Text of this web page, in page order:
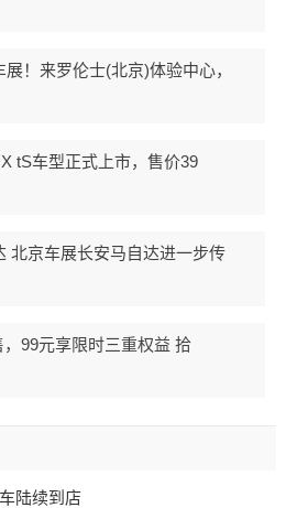
！来罗伦士(北京)体验中心，
tS车型正式上市，售价39
北京车展长安马自达进一步传
，99元享限时三重权益 拾
陆续到店